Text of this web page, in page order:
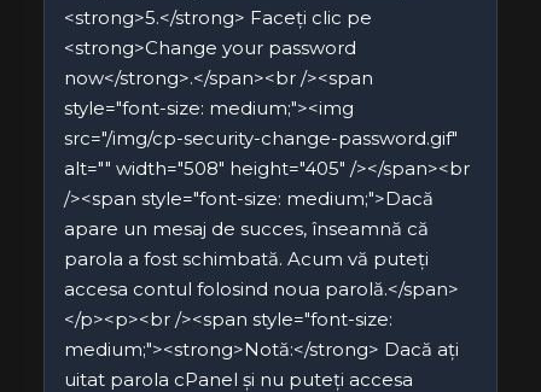
<strong>5.</strong> Faceți clic pe
<strong>Change your password
now</strong>.</span><br /><span
style="font-size: medium;"><img
src="/img/cp-security-change-password.gif"
alt="" width="508" height="405" /></span><br
/><span style="font-size: medium;">Dacă
apare un mesaj de succes, înseamnă că
parola a fost schimbată. Acum vă puteți
accesa contul folosind noua parolă.</span>
</p><p><br /><span style="font-size:
medium;"><strong>Notă:</strong> Dacă ați
uitat parola cPanel și nu puteți accesa